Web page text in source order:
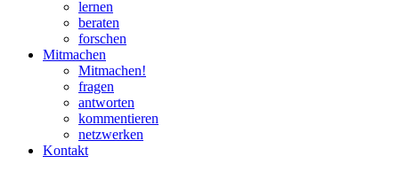
lernen
beraten
forschen
Mitmachen
Mitmachen!
fragen
antworten
kommentieren
netzwerken
Kontakt